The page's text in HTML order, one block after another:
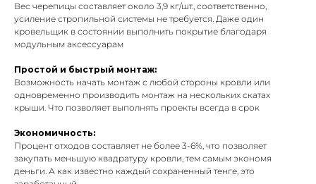
Вес черепицы составляет около 3,9 кг/шт., соответственно,
усиление стропильной системы не требуется. Даже один
кровельщик в состоянии выполнить покрытие благодаря
модульным аксессуарам
Простой и быстрый монтаж:
Возможность начать монтаж с любой стороны кровли или
одновременно производить монтаж на нескольких скатах
крыши. Что позволяет выполнять проекты всегда в срок
Экономичность:
Процент отходов составляет не более 3-6%, что позволяет
закупать меньшую квадратуру кровли, тем самым экономя
деньги. А как известно каждый сохраненный тенге, это